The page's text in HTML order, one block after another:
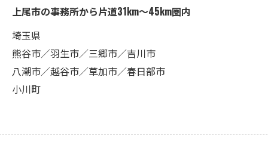
上尾市の事務所から片道31km〜45km圏内
埼玉県
熊谷市／羽生市／三郷市／吉川市
八潮市／越谷市／草加市／春日部市
小川町